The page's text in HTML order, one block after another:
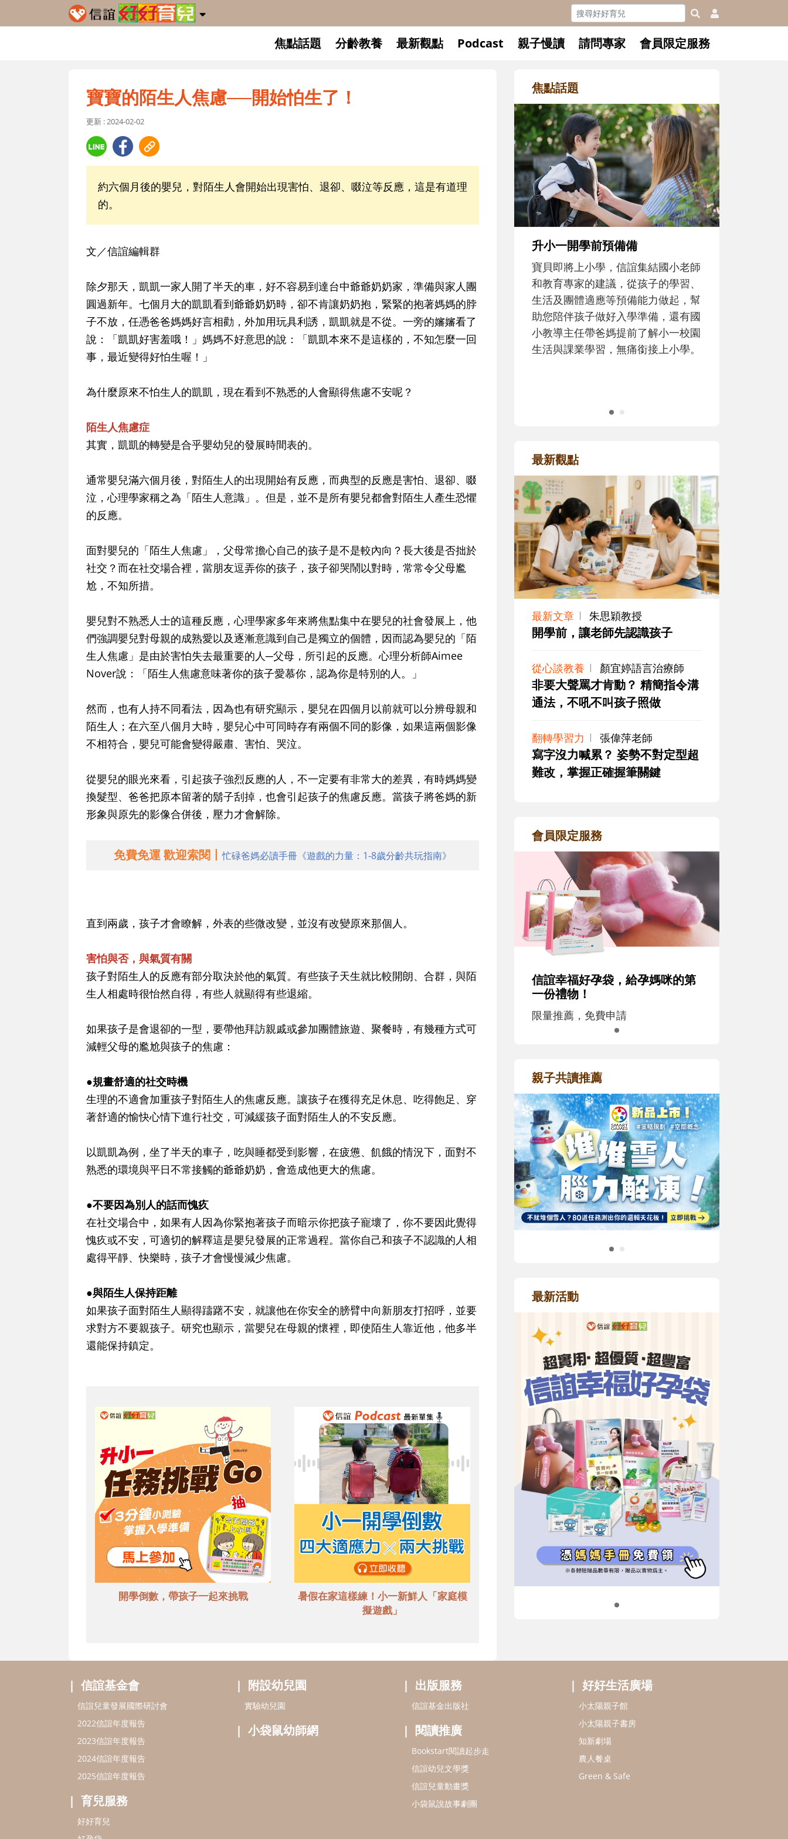
焦點話題 分齡教養 最新觀點 Podcast 親子慢讀 請問專家 會員限定服務
寶寶的陌生人焦慮──開始怕生了！
更新 : 2024-02-02
約六個月後的嬰兒，對陌生人會開始出現害怕、退卻、啜泣等反應，這是有道理
的。
文／信誼編輯群
除夕那天，凱凱一家人開了半天的車，好不容易到達台中爺爺奶奶家，準備與家人團
圓過新年。七個月大的凱凱看到爺爺奶奶時，卻不肯讓奶奶抱，緊緊的抱著媽媽的脖
子不放，任憑爸爸媽媽好言相勸，外加用玩具利誘，凱凱就是不從。一旁的嬸嬸看了
說：「凱凱好害羞哦！」媽媽不好意思的說：「凱凱本來不是這樣的，不知怎麼一回
事，最近變得好怕生喔！」
為什麼原來不怕生人的凱凱，現在看到不熟悉的人會顯得焦慮不安呢？
陌生人焦慮症
其實，凱凱的轉變是合乎嬰幼兒的發展時間表的。
通常嬰兒滿六個月後，對陌生人的出現開始有反應，而典型的反應是害怕、退卻、啜
泣，心理學家稱之為「陌生人意識」。但是，並不是所有嬰兒都會對陌生人產生恐懼
的反應。
面對嬰兒的「陌生人焦慮」，父母常擔心自己的孩子是不是較內向？長大後是否拙於
社交？而在社交場合裡，當朋友逗弄你的孩子，孩子卻哭鬧以對時，常常令父母尷
尬，不知所措。
嬰兒對不熟悉人士的這種反應，心理學家多年來將焦點集中在嬰兒的社會發展上，他
們強調嬰兒對母親的成熟愛以及逐漸意識到自己是獨立的個體，因而認為嬰兒的「陌
生人焦慮」是由於害怕失去最重要的人─父母，所引起的反應。心理分析師Aimee
Nover說：「陌生人焦慮意味著你的孩子愛慕你，認為你是特別的人。」
然而，也有人持不同看法，因為也有研究顯示，嬰兒在四個月以前就可以分辨母親和
陌生人；在六至八個月大時，嬰兒心中可同時存有兩個不同的影像，如果這兩個影像
不相符合，嬰兒可能會變得嚴肅、害怕、哭泣。
從嬰兒的眼光來看，引起孩子強烈反應的人，不一定要有非常大的差異，有時媽媽變
換髮型、爸爸把原本留著的鬍子刮掉，也會引起孩子的焦慮反應。當孩子將爸媽的新
形象與原先的影像合併後，壓力才會解除。
免費免運 歡迎索閱丨忙碌爸媽必讀手冊《遊戲的力量：1-8歲分齡共玩指南》
直到兩歲，孩子才會瞭解，外表的些微改變，並沒有改變原來那個人。
害怕與否，與氣質有關
孩子對陌生人的反應有部分取決於他的氣質。有些孩子天生就比較開朗、合群，與陌
生人相處時很怡然自得，有些人就顯得有些退縮。
如果孩子是會退卻的一型，要帶他拜訪親戚或參加團體旅遊、聚餐時，有幾種方式可
減輕父母的尷尬與孩子的焦慮：
●規畫舒適的社交時機
生理的不適會加重孩子對陌生人的焦慮反應。讓孩子在獲得充足休息、吃得飽足、穿
著舒適的愉快心情下進行社交，可減緩孩子面對陌生人的不安反應。
以凱凱為例，坐了半天的車子，吃與睡都受到影響，在疲憊、飢餓的情況下，面對不
熟悉的環境與平日不常接觸的爺爺奶奶，會造成他更大的焦慮。
●不要因為別人的話而愧疚
在社交場合中，如果有人因為你緊抱著孩子而暗示你把孩子寵壞了，你不要因此覺得
愧疚或不安，可適切的解釋這是嬰兒發展的正常過程。當你自己和孩子不認識的人相
處得平靜、快樂時，孩子才會慢慢減少焦慮。
●與陌生人保持距離
如果孩子面對陌生人顯得躊躇不安，就讓他在你安全的膀臂中向新朋友打招呼，並要
求對方不要親孩子。研究也顯示，當嬰兒在母親的懷裡，即使陌生人靠近他，他多半
還能保持鎮定。
開學倒數，帶孩子一起來挑戰
暑假在家這樣練！小一新鮮人「家庭模
擬遊戲」
焦點話題
和教育專家的建議，從孩子的學習、
生活及團體適應等預備能力做起，幫
助您陪伴孩子做好入學準備，還有國
小教導主任帶爸媽提前了解小一校園
生活與課業學習，無痛銜接上小學。
和孩子一起長大的那個男人│讀
懂父親的不同模樣
沒有人天生就擅長當爸爸！男人總是
在一次次「前所未有」的體驗中，跟
著孩子一起長大。從給予安全感的肢
體遊戲，到獨立自主、角色認同及解
決問題的能力養成。爸爸正嘗試用不
同的模樣，參與孩子每個重要的成長
歷程。
最新觀點
最新文章 朱思穎教授
開學前，讓老師先認識孩子
從心談教養 顏宜婷語言治療師
非要大聲罵才肯動？ 精簡指令溝
通法，不吼不叫孩子照做
翻轉學習力 張偉萍老師
寫字沒力喊累？ 姿勢不對定型超
難改，掌握正確握筆關鍵
會員限定服務
信誼幸福好孕袋，給孕媽咪的第
一份禮物！
限量推薦，免費申請
親子共讀推薦
最新活動
信誼基金會
信誼兒童發展國際研討會
2022信誼年度報告
2023信誼年度報告
2024信誼年度報告
2025信誼年度報告
育兒服務
好好育兒
附設幼兒園
實驗幼兒園
小袋鼠幼師網
出版服務
信誼基金出版社
閱讀推廣
Bookstart閱讀起步走
信誼幼兒文學獎
信誼兒童動畫獎
小袋鼠說故事劇團
好好生活廣場
小太陽親子館
小太陽親子書房
知新劇場
農人餐桌
Green & Safe